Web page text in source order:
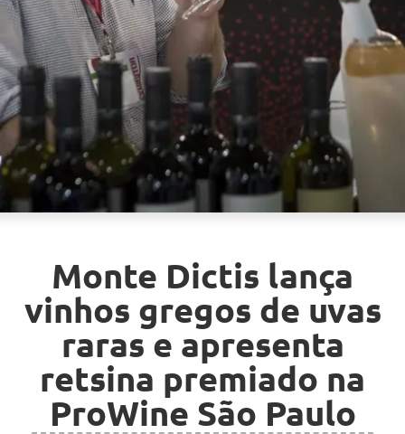
Monte Dictis lança
vinhos gregos de uvas
raras e apresenta
retsina premiado na
ProWine São Paulo